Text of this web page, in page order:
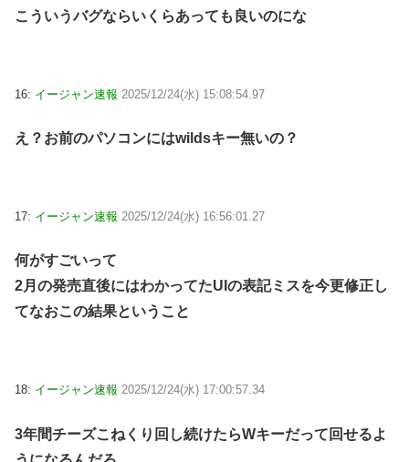
こういうバグならいくらあっても良いのにな
16: イージャン速報 2025/12/24(水) 15:08:54.97
え？お前のパソコンにはwildsキー無いの？
17: イージャン速報 2025/12/24(水) 16:56:01.27
何がすごいって
2月の発売直後にはわかってたUIの表記ミスを今更修正し
てなおこの結果ということ
18: イージャン速報 2025/12/24(水) 17:00:57.34
3年間チーズこねくり回し続けたらWキーだって回せるよ